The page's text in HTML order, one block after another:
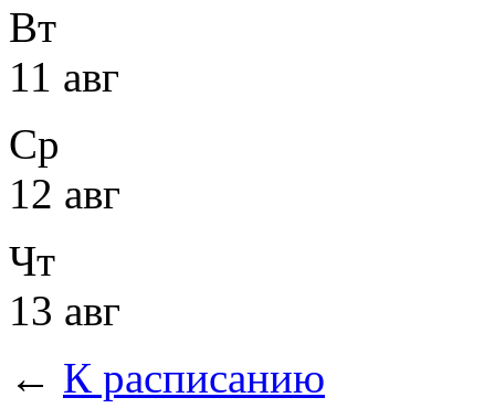
Вт
11 авг
Ср
12 авг
Чт
13 авг
← К расписанию